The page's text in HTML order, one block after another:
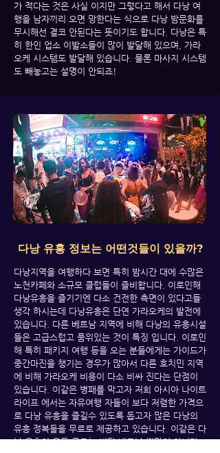
가 적다는 것은 사실 이지만 그렇다고 해서 다낭 여
행을 남자끼리 오면 망한다는 식으로 다낭 밤문화를
무시해선 결코 안된다는 뜻이기도 합니다. 다낭은 특
히 한인 업소 이발소들이 많이 발달해 있으며, 가라
오케 시스템도 발달해 있습니다. 물론 마사지 시스템
도 빼놓고는 설명이 안되죠!
다낭 유흥 정보는 어떤것들이 있을까?
다낭지역을 여행하다 보면 특히 밤시간 대에 수많은
노천카페와 소규모 클럽들이 즐비합니다. 이로인해
다낭유흥을 즐기기엔 다소 건전한 측면이 있다고들
생각 하시는데 다낭유흥은 단연 가라오케의 발전에
있습니다. 다른 베트남 지역에 비해 다낭의 유흥시설
들은 고급스럽고 품위있는 것이 특징 입니다. 이로인
해 특히 패키지 여행 등을 오는 분들에게는 가이드가
중간마진을 챙기는 경우가 많아서 다른 호치민 지역
에 비해 가라오케 비용이 다소 비싸 진다는 단점이
있습니다. 이같은 병패를 막고자 저희 아시아 나이트
라이프 에서는 자유여행 자들이 보다 저렴한 가격으
로 다낭 유흥을 즐길수 있도록 돕고자 많은 다낭의
유흥 정복들을 무료로 제공하고 있습니다. 이같은 다
낭 유흥의 유통 구조는 비단 베트남 뿐만이 아니라